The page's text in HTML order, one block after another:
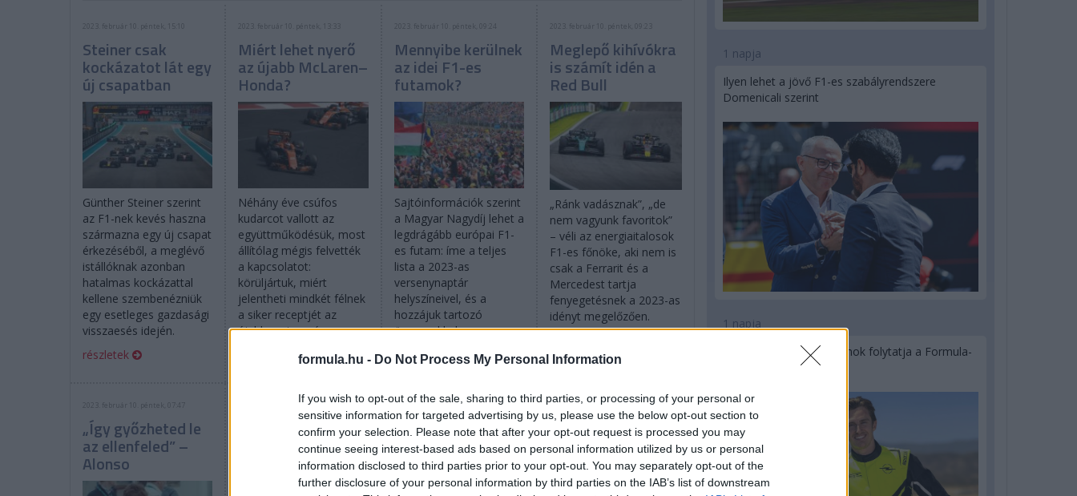
formula.hu - Do Not Process My Personal Information
If you wish to opt-out of the sale, sharing to third parties, or processing of your personal or
sensitive information for targeted advertising by us, please use the below opt-out section to
confirm your selection. Please note that after your opt-out request is processed you may
continue seeing interest-based ads based on personal information utilized by us or personal
information disclosed to third parties prior to your opt-out. You may separately opt-out of the
further disclosure of your personal information by third parties on the IAB’s list of downstream
2023. február 10. péntek, 15:10
Steiner csak
kockázatot lát egy
új csapatban
Günther Steiner szerint
az F1-nek kevés haszna
származna egy új csapat
érkezéséből, a meglévő
istállóknak azonban
hatalmas kockázattal
kellene szembenézniük
egy esetleges gazdasági
visszaesés idején.
részletek
2023. február 10. péntek, 13:33
Miért lehet nyerő
az újabb McLaren–
Honda?
Néhány éve csúfos
kudarcot vallott az
együttműködésük, most
állítólag mégis felvették
a kapcsolatot:
körüljártuk, miért
jelentheti mindkét félnek
a siker receptjét az
újabb partnerség.
2023. február 10. péntek, 09:24
Mennyibe kerülnek
az idei F1-es
futamok?
Sajtóinformációk szerint
a Magyar Nagydíj lehet a
legdrágább európai F1-
es futam: íme a teljes
lista a 2023-as
versenynaptár
helyszíneivel, és a
hozzájuk tartozó
összegekkel.
részletek
2023. február 10. péntek, 09:23
Meglepő kihívókra
is számít idén a
Red Bull
„Ránk vadásznak”, „de
nem vagyunk favoritok”
– véli az energiaitalosok
F1-es főnöke, aki nem is
csak a Ferrarit és a
Mercedest tartja
fenyegetésnek a 2023-as
idényt megelőzően.
2023. február 10. péntek, 07:47
„Így győzheted le
az ellenfeled” –
Alonso
2023. február 9. csütörtök, 20:09
Ezt most vajon
komolyan
gondolta Alonso?
2023. február 9. csütörtök, 17:11
Montoya: Marko a
mai napig
haragszik rám
2023. február 9. csütörtök, 16:07
A Haas a jövőben
kevésbé függne a
Ferraritól
1 napja
Ilyen lehet a jövő F1-es szabályrendszere
Domenicali szerint
1 napja
Újabb korábbi F2-es bajnok folytatja a Formula-